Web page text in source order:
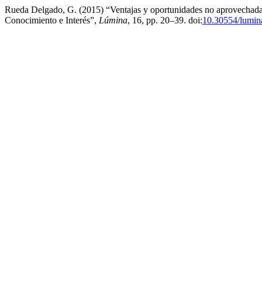
Rueda Delgado, G. (2015) “Ventajas y oportunidades no
Conocimiento e Interés”, Lúmina, 16, pp. 20–39. doi:10.30554/